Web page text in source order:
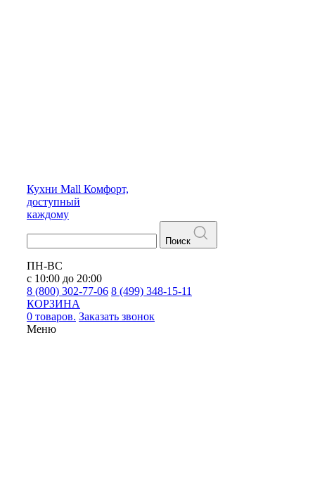
Кухни Mall Комфорт,
доступный
каждому
Поиск
ПН-ВС
с 10:00 до 20:00
8 (800) 302-77-06 8 (499) 348-15-11
КОРЗИНА
0 товаров. Заказать звонок
Меню